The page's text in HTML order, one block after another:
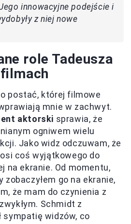
innowacyjne podejście i
z niej nowe
role Tadeusza
postać, której filmowe
mnie w zachwyt.
aktorski sprawia, że
ogniwem wielu
Jako widz odczuwam, że
coś wyjątkowego do
na ekranie. Od momentu,
zobaczyłem go na ekranie,
że mam do czynienia z
Schmidt z
sympatię widzów, co